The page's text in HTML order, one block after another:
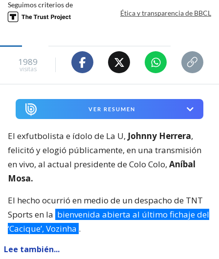
Seguimos criterios de
Ética y transparencia de BBCL
1989
visitas
VER RESUMEN
El exfutbolista e ídolo de La U, Johnny Herrera,
felicitó y elogió públicamente, en una transmisión
en vivo, al actual presidente de Colo Colo, Aníbal
Mosa.
El hecho ocurrió en medio de un despacho de TNT
Sports en la bienvenida abierta al último fichaje del
‘Cacique’, Vozinha .
Lee también...